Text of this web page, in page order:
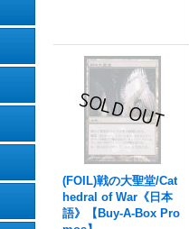
(FOIL)戦の大聖堂/Cat
hedral of War《日本
語》【Buy-A-Box Pro